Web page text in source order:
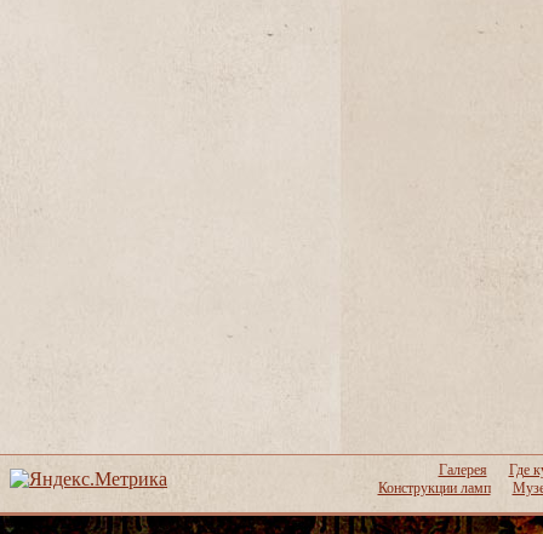
Галерея
Где
Конструкции ламп